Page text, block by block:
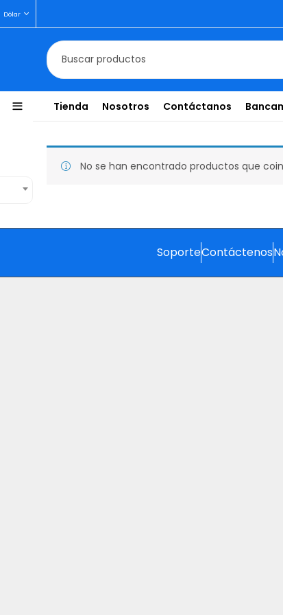
Dólar
Tienda Nosotros Contáctanos
No se han encontrado productos que
SoporteContáctenos